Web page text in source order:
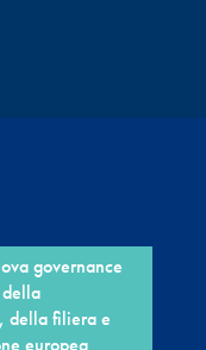
governance
della filiera e
europea